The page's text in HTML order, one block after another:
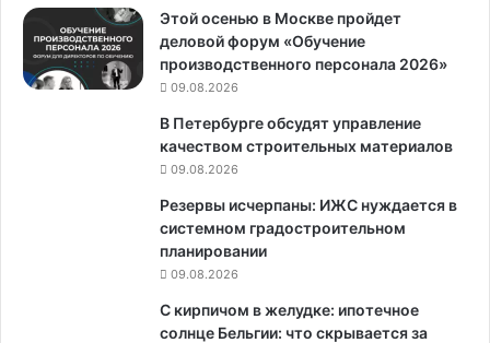
Этой осенью в Москве пройдет
деловой форум «Обучение
производственного персонала 2026»
09.08.2026
В Петербурге обсудят управление
качеством строительных материалов
09.08.2026
Резервы исчерпаны: ИЖС нуждается в
системном градостроительном
планировании
09.08.2026
С кирпичом в желудке: ипотечное
солнце Бельгии: что скрывается за